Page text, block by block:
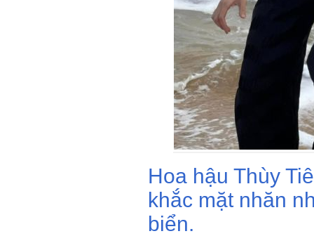
Hoa hậu Thùy
khắc mặt nhăn
biển.